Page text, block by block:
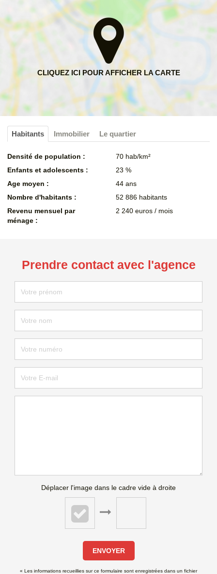
Habitants Immobilier Le quartier
Densité de population :
70 hab/km²
Enfants et adolescents :
23 %
Age moyen :
44 ans
Nombre d'habitants :
52 886 habitants
Revenu mensuel par
ménage :
2 240 euros / mois
Prendre contact avec l'agence
Déplacer l'image dans le cadre vide à droite
ENVOYER
« Les informations recueillies sur ce formulaire sont enregistrées dans un fichier